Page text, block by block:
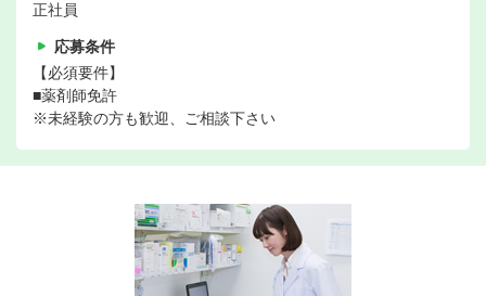
正社員
応募条件
【必須要件】
■薬剤師免許
※未経験の方も歓迎、ご相談下さい